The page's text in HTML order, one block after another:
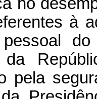
à
pessoal
da
pela